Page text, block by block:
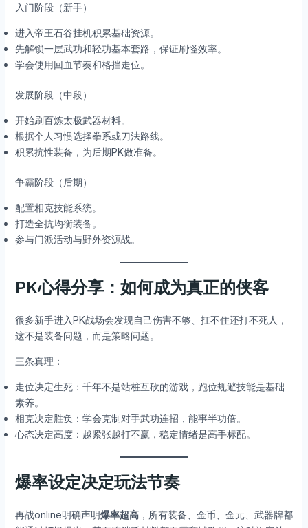
入门阶段（新手）
进入帝王石谷挂机积累基础资源。
先解锁一层武功和轻功基本套路，保证刷怪效率。
学会使用回血节奏和格挡走位。
发展阶段（中段）
开始刷百炼太极武器材料。
根据个人习惯选择拳系或刀法路线。
积累抗性装备，为后期PK做准备。
争霸阶段（后期）
配置相克技能系统。
打造全抗均衡装备。
参与门派活动与野外资源战。
PK心得分享：如何成为真正的侠客
很多新手进入PK战场会发现自己伤害不够、扛不住还打不死人，
这不是装备问题，而是策略问题。
三条真理：
走位决定生死：千年不是站桩互砍的游戏，跑位规避技能是基础
素养。
相克决定胜负：学会克制对手武功连招，能事半功倍。
心态决定高度：越紧张越打不赢，稳定情绪是高手标配。
爆率设定决定玩法节奏
再战online明确声明爆率超高，所有装备、金币、金元、武器牌都